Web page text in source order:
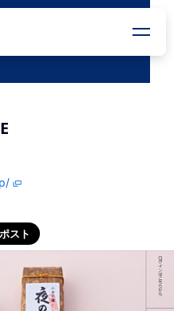
ポスト